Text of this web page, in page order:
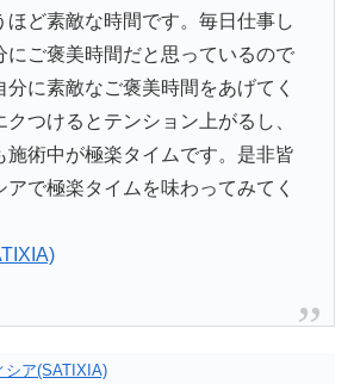
ほど素敵な時間です。毎日仕事し
にご褒美時間だと思っているので
分に素敵なご褒美時間をあげてく
つけるとテンション上がるし、
施術中が極楽タイムです。是非皆
アで極楽タイムを味わってみてく
シア(SATIXIA)